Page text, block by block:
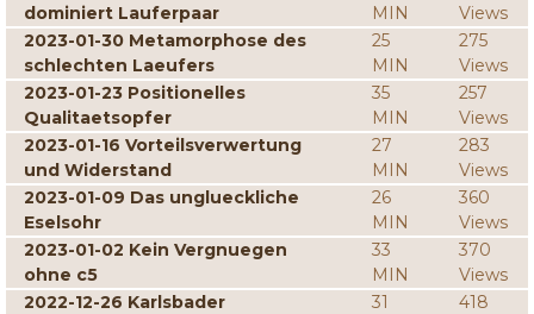
dominiert Lauferpaar
MIN
Views
2023-01-30 Metamorphose des
schlechten Laeufers
25
MIN
275
Views
2023-01-23 Positionelles
Qualitaetsopfer
35
MIN
257
Views
2023-01-16 Vorteilsverwertung
und Widerstand
27
MIN
283
Views
2023-01-09 Das unglueckliche
Eselsohr
26
MIN
360
Views
2023-01-02 Kein Vergnuegen
ohne c5
33
MIN
370
Views
2022-12-26 Karlsbader
31
418